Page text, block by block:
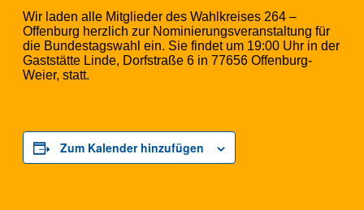
Wir laden alle Mitglieder des Wahlkreises 264 –
Offenburg herzlich zur Nominierungsveranstaltung für
die Bundestagswahl ein. Sie findet um 19:00 Uhr in der
Gaststätte Linde, Dorfstraße 6 in 77656 Offenburg-
Weier, statt.
Zum Kalender hinzufügen